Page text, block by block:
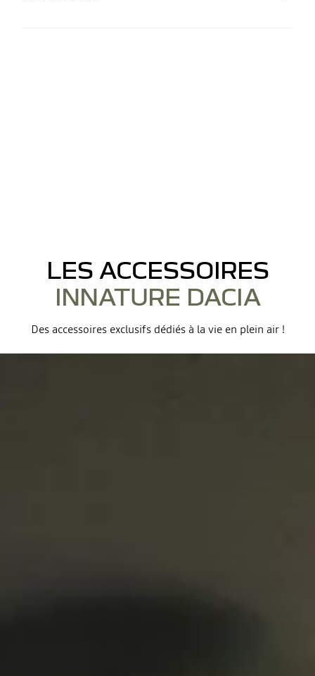
LES ACCESSOIRES
INNATURE DACIA
Des accessoires exclusifs dédiés à la vie en plein air !